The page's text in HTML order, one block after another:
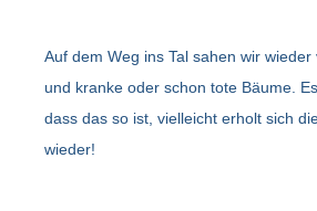
Auf dem Weg ins Tal sahen wir
und kranke oder schon tote Bäume.
dass das so ist, vielleicht erholt sich
wieder!